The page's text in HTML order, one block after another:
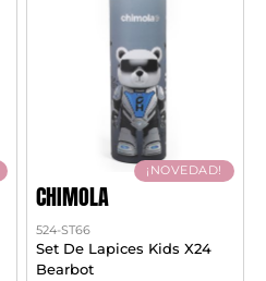
¡NOVEDAD!
CHIMOLA
524-ST66
Set De Lapices Kids X24
Bearbot